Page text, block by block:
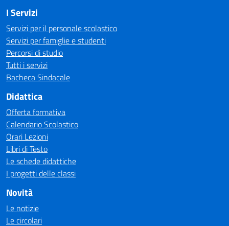
I Servizi
Servizi per il personale scolastico
Servizi per famiglie e studenti
Percorsi di studio
Tutti i servizi
Bacheca Sindacale
Didattica
Offerta formativa
Calendario Scolastico
Orari Lezioni
Libri di Testo
Le schede didattiche
I progetti delle classi
Novità
Le notizie
Le circolari